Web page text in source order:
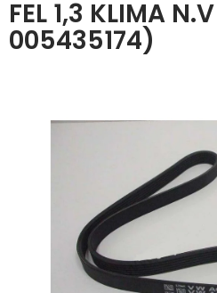
FEL 1,3 KLIMA
005435174)